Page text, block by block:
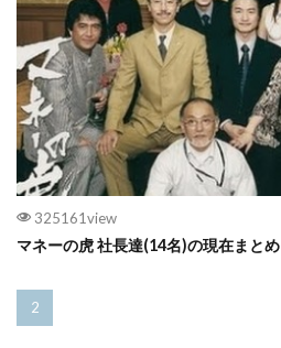
325161view
マネーの虎 社長達(14名)の現在まと